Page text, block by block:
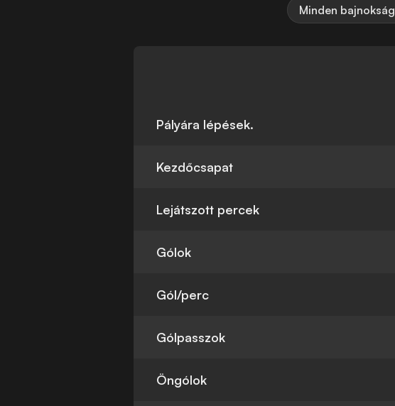
Minden bajnokság
Pályára lépések.
Kezdőcsapat
Lejátszott percek
Gólok
Gól/perc
Gólpasszok
Öngólok